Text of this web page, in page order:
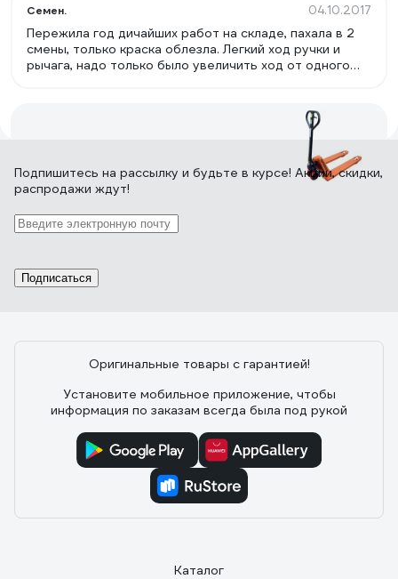
Семен. 04.10.2017
Пережила год дичайших работ на складе, пахала в 2
смены, только краска облезла. Легкий ход ручки и
рычага, надо только было увеличить ход от одного
Отзыв о Гидравлическая тележка Grost
Алтай Жанаев
17 отзывов
Отзыв о Гидравлическая тележка 3000 кг
Gigant 1150x550 мм полиуретановые
асфальту. Колеса целые. Биг-бэг втроем толкаем.
Подпишитесь на рассылку и будьте в курсе! Акции, скидки,
распродажи ждут!
Подписаться
Оригинальные товары с гарантией!
Установите мобильное приложение, чтобы
информация по заказам всегда была под рукой
Каталог